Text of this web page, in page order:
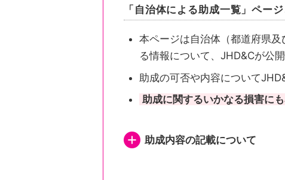
「自治体による助成一覧」ペー
本ページは自治体（都道府県
る情報について、JHD&Cが公
助成の可否や内容について
助成に関するいかなる損害に
助成内容の記載について